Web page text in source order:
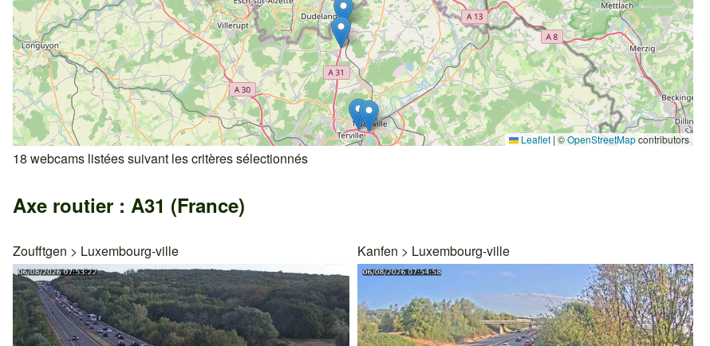
Leaflet | ©OpenStreetMapcontributors
18 webcams listées suivant les critères sélectionnés
Axe routier : A31 (France)
Zoufftgen > Luxembourg-ville Kanfen > Luxembourg-ville